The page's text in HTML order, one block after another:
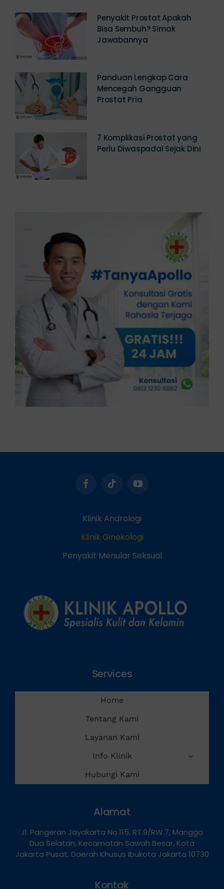
Penyakit Prostat Apakah
Bisa Sembuh? Simak
Panduan Lengkap Cara
Mencegah Gangguan
7 Komplikasi Prostat yang
Hubungi Kami
Jl. Pangeran Jayakarta No.115, RT.9/RW.7, Mangga
Dua Selatan, Kecamatan Sawah Besar, Kota